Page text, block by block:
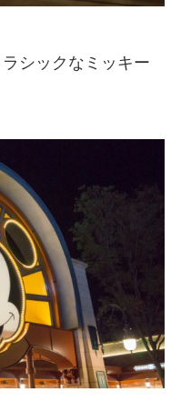
シックなミッキー